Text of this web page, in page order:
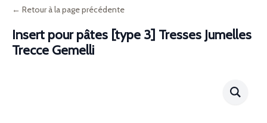
← Retour à la page précédente
Insert pour pâtes [type 3] Tresses Jumelles
Trecce Gemelli